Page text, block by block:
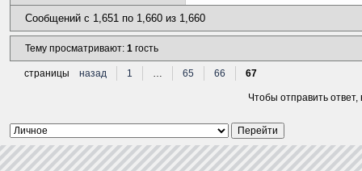
Сообщений с 1,651 по 1,660 из 1,660
Тему просматривают: 1 гость
страницы назад 1 … 65 66 67
Чтобы отправить